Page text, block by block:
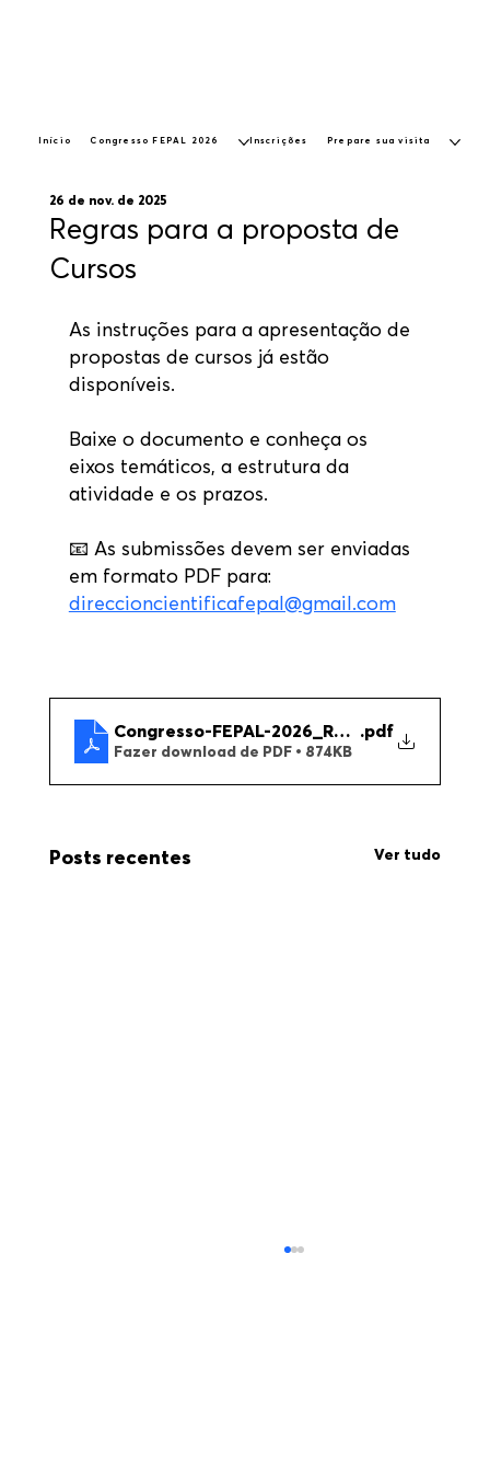
Início Congresso FEPAL 2026 Inscrições Prepare sua visita
Regras para a proposta de
Cursos
26 de nov. de 2025
As instruções para a apresentação de
propostas de cursos já estão
disponíveis.
Baixe o documento e conheça os
eixos temáticos, a estrutura da
atividade e os prazos.
📧 As submissões devem ser enviadas
em formato PDF para:
direccioncientificafepal@gmail.com
Congresso-FEPAL-2026_Regras-
.pdf
Fazer download de PDF • 874KB
Posts recentes Ver tudo